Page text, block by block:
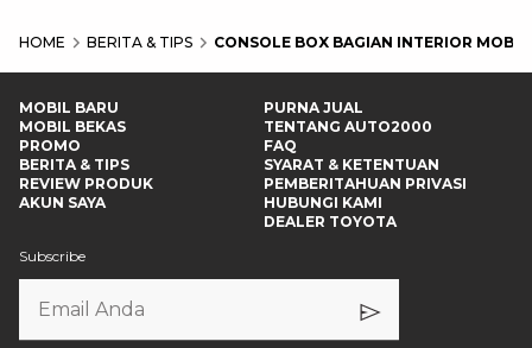
HOME BERITA & TIPS CONSOLE BOX BAGIAN INTERIOR
MOBIL BARU
MOBIL BEKAS
PROMO
BERITA & TIPS
REVIEW PRODUK
AKUN SAYA
PURNA JUAL
TENTANG AUTO2000
FAQ
SYARAT & KETENTUAN
PEMBERITAHUAN PRIVASI
HUBUNGI KAMI
DEALER TOYOTA
Subscribe